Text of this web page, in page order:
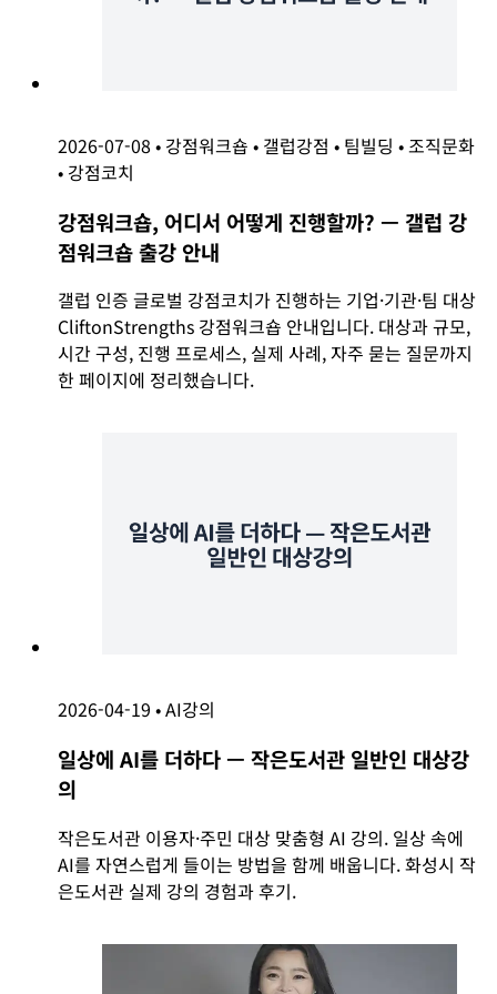
2026-07-08 • 강점워크숍 • 갤럽강점 • 팀빌딩 •조직문화
• 강점코치
강점워크숍, 어디서 어떻게 진행할까? — 갤럽 강
점워크숍 출강 안내
갤럽 인증 글로벌 강점코치가 진행하는 기업·기관·팀 대상
CliftonStrengths 강점워크숍 안내입니다. 대상과 규모,
시간 구성, 진행 프로세스, 실제 사례, 자주 묻는 질문까지
한 페이지에 정리했습니다.
2026-04-19 •AI강의
일상에 AI를 더하다 — 작은도서관 일반인 대상강
의
작은도서관 이용자·주민 대상 맞춤형 AI 강의. 일상 속에
AI를 자연스럽게 들이는 방법을 함께 배웁니다. 화성시 작
은도서관 실제 강의 경험과 후기.